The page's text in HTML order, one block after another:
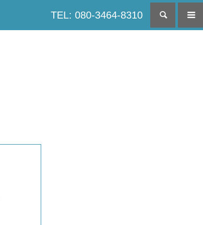
TEL: 080-3464-8310 検索